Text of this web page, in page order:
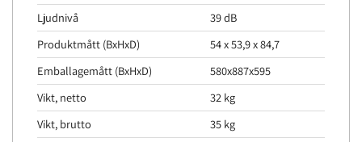
Ljudnivå
39 dB
Produktmått (BxHxD)
54 x 53,9 x 84,7
Emballagemått (BxHxD)
580x887x595
Vikt, netto
32 kg
Vikt, brutto
35 kg